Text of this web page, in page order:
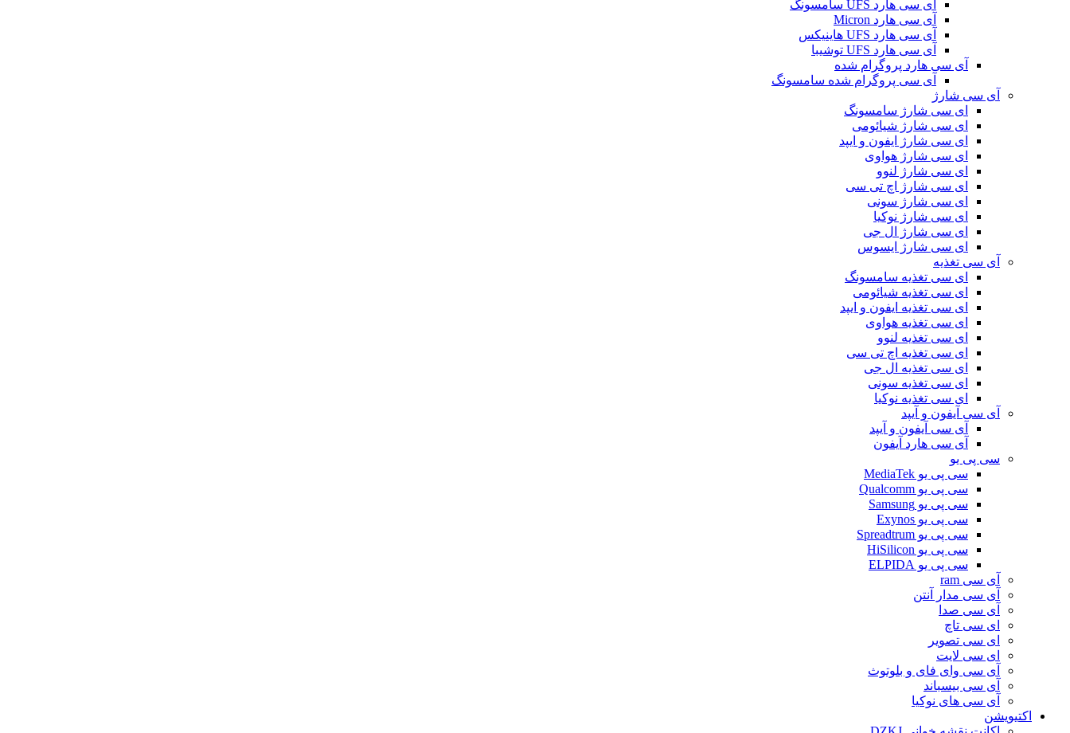
آی سی هارد UFS سامسونگ
آی سی هارد Micron
آی سی هارد UFS هاینیکس
آی سی هارد UFS توشیبا
آی سی هارد پروگرام شده
آی سی پروگرام شده سامسونگ
آی سی شارژ
ای سی شارژ سامسونگ
ای سی شارژ شیائومی
ای سی شارژ ایفون و ایپد
ای سی شارژ هواوی
ای سی شارژ لنوو
ای سی شارژ اچ تی سی
ای سی شارژ سونی
ای سی شارژ نوکیا
ای سی شارژ ال جی
ای سی شارژ ایسوس
آی سی تغذیه
ای سی تغذیه سامسونگ
ای سی تغذیه شیائومی
ای سی تغذیه ایفون و ایپد
ای سی تغذیه هواوی
ای سی تغذیه لنوو
ای سی تغذیه اچ تی سی
ای سی تغذیه ال جی
ای سی تغذیه سونی
ای سی تغذیه نوکیا
آی سی آیفون و آیپد
آی سی آیفون و آیپد
آی سی هارد آیفون
سی پی یو
سی پی یو MediaTek
سی پی یو Qualcomm
سی پی یو Samsung
سی پی یو Exynos
سی پی یو Spreadtrum
سی پی یو HiSilicon
سی پی یو ELPIDA
آی سی ram
آی سی مدار آنتن
آی سی صدا
ای سی تاچ
ای سی تصویر
ای سی لایت
آی سی وای فای و بلوتوث
آی سی بیسباند
آی سی های نوکیا
اکتیویشن